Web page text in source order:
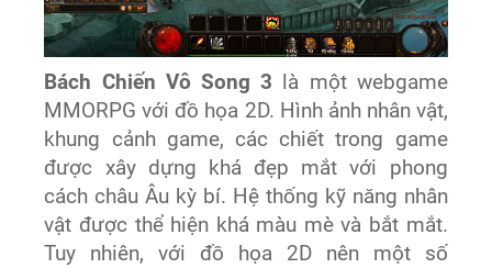
Bách Chiến Vô Song 3 là một webgame
MMORPG với đồ họa 2D. Hình ảnh nhân vật,
khung cảnh game, các chiết trong game
được xây dựng khá đẹp mắt với phong
cách châu Âu kỳ bí. Hệ thống kỹ năng nhân
vật được thể hiện khá màu mè và bắt mắt.
Tuy nhiên, với đồ họa 2D nên một số